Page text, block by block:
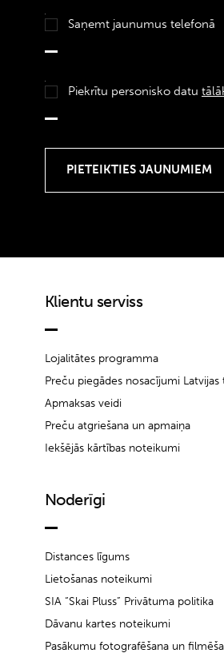
Saņemt jaunumus telefonā
Piekrītu personisko datu
Klientu serviss
Lojalitātes programma
Preču piegādes nosacījumi
Apmaksas veidi
Preču atgriešana un apmaiņa
Iekšējās kārtības noteikumi
Noderīgi
Distances līgums
Lietošanas noteikumi
SIA “Skai Pluss” Privātuma politika
Dāvanu kartes noteikumi
Pasākumu fotografēšana un